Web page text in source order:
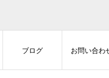
ブログ お問い合わ